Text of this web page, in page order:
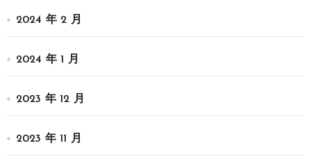
2024 年 2 月
2024 年 1 月
2023 年 12 月
2023 年 11 月